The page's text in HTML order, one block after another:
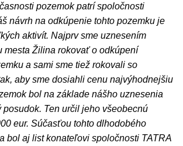
pozemok patrí spoločnosti
návrh na odkúpenie tohto pozemku je
aktivít. Najprv sme uznesením
mesta Žilina rokovať o odkúpení
a sami sme tiež rokovali so
aby sme dosiahli cenu najvýhodnejšiu
bol na základe nášho uznesenia
posudok. Ten určil jeho všeobecnú
eur. Súčasťou tohto dlhodobého
bol aj list konateľovi spoločnosti TATRA